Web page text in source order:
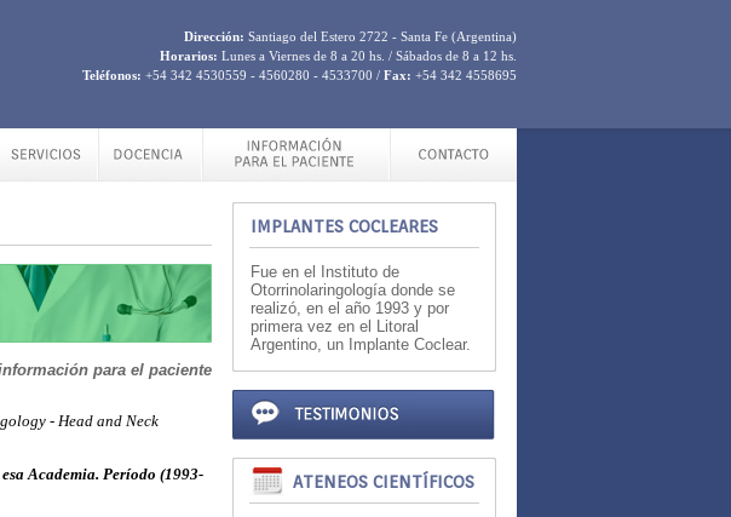
Dirección: Santiago del Estero 2722 - Santa Fe (Argentina)
Horarios: Lunes a Viernes de 8 a 20 hs. / Sábados de 8 a 12 hs.
Teléfonos: +54 342 4530559 - 4560280 - 4533700 / Fax: +54 342 4558695
para el paciente
- Head and Neck
Academia. Período (1993-
IMPLANTES COCLEARES
Fue en el Instituto de
Otorrinolaringología donde se
realizó, en el año 1993 y por
primera vez en el Litoral
Argentino, un Implante Coclear.
ATENEOS CIENTÍFICOS